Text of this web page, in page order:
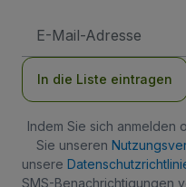
Mail-
In die Liste eintragen
Indem Sie sich anmelden
Sie unseren
unsere
SMS-Benachrichtigungen